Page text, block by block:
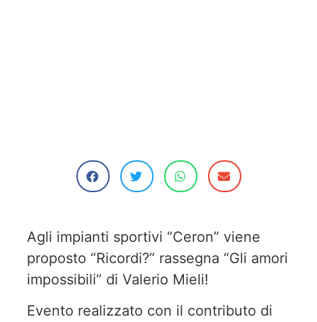
Agli impianti sportivi “Ceron” viene
proposto “Ricordi?” rassegna “Gli amori
impossibili” di Valerio Mieli!
Evento realizzato con il contributo di